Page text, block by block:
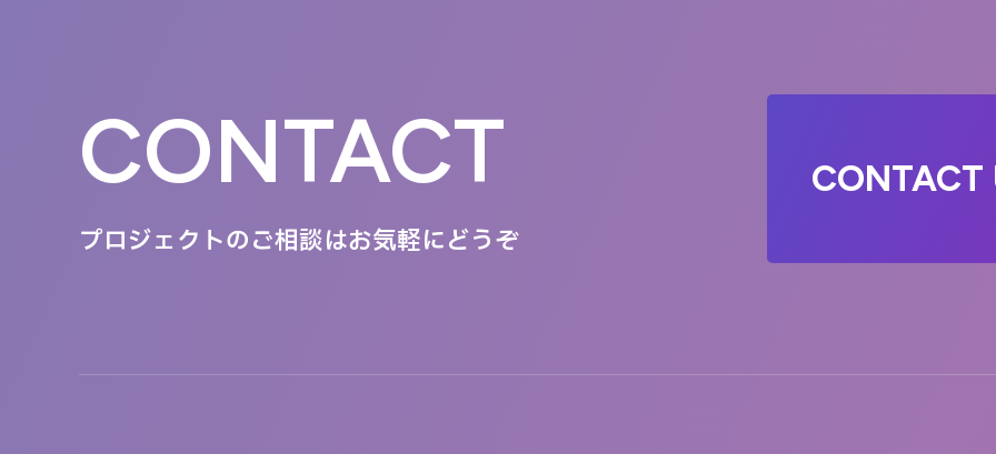
CONTACT
プロジェクトのご相談はお気軽にどうぞ
CONTACT